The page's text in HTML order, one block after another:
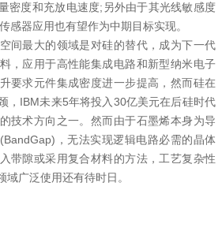
密度和充放电速度;另外由于其光线敏感度
感器应用也有望作为中期目标实现。
最大的领域是对硅的替代，成为下一代
，应用于高性能集成电路和新型纳米电子
要求元件集成密度进一步提高，然而硅在
，IBM未来5年将投入30亿美元在后硅时代
技术方向之一。然而由于石墨烯本身为导
，无法实现逻辑电路必需的晶体
带隙或采用复合材料的方法，工艺复杂性
广泛使用还有待时日。